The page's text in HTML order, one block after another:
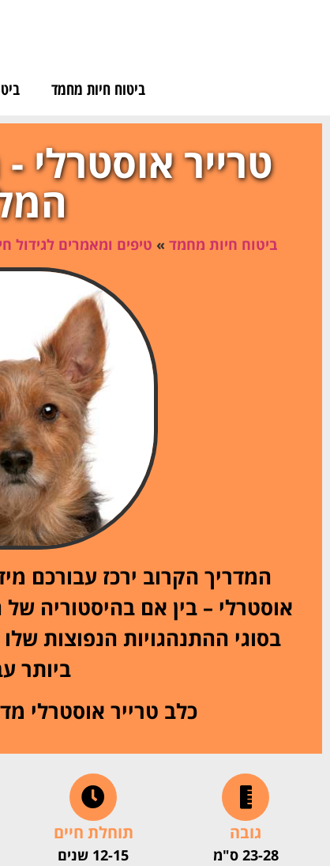
ביטוח חיות מחמד
טרייר אוסטרלי
ביטוח חיות מחמד » טיפים ומאמרים לגידול
המדריך הקרוב ירכז עבורכם
אוסטרלי – בין אם בהיסטוריה
בסוגי ההתנהגויות הנפוצות
ביותר
כלב טרייר אוסטרלי
גובה
23-28 ס"מ
תוחלת חיים
12-15 שנים